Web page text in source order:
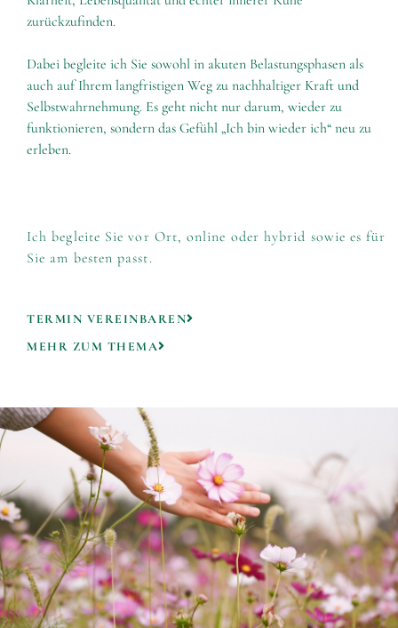
zurückzufinden.
Dabei begleite ich Sie sowohl in akuten Belastungsphasen als
auch auf Ihrem langfristigen Weg zu nachhaltiger Kraft und
Selbstwahrnehmung. Es geht nicht nur darum, wieder zu
funktionieren, sondern das Gefühl „Ich bin wieder ich“ neu zu
erleben.
Ich begleite Sie vor Ort, online oder hybrid sowie es für
Sie am besten passt.
TERMIN VEREINBAREN
MEHR ZUM THEMA